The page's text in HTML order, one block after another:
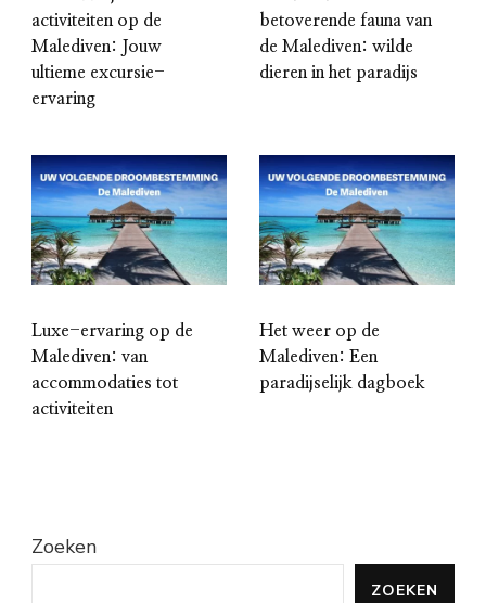
activiteiten op de
Malediven: Jouw
ultieme excursie-
ervaring
betoverende fauna van
de Malediven: wilde
dieren in het paradijs
Luxe-ervaring op de
Malediven: van
accommodaties tot
activiteiten
Het weer op de
Malediven: Een
paradijselijk dagboek
Zoeken
ZOEKEN